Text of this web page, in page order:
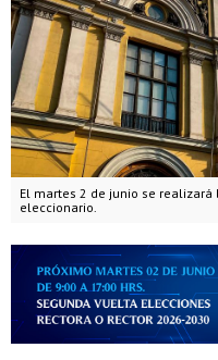
El martes 2 de junio se
eleccionario.